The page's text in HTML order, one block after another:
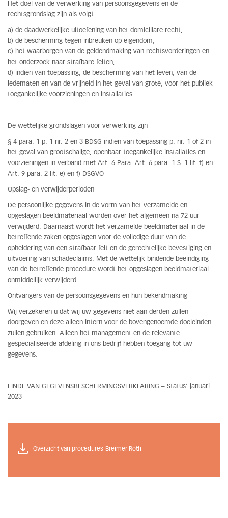
Het doel van de verwerking van persoonsgegevens en de
rechtsgrondslag zijn als volgt
a) de daadwerkelijke uitoefening van het domiciliare recht,
b) de bescherming tegen inbreuken op eigendom,
c) het waarborgen van de geldendmaking van rechtsvorderingen en
het onderzoek naar strafbare feiten,
d) indien van toepassing, de bescherming van het leven, van de
ledematen en van de vrijheid in het geval van grote, voor het publiek
toegankelijke voorzieningen en installaties
De wettelijke grondslagen voor verwerking zijn
§ 4 para. 1 p. 1 nr. 2 en 3 BDSG indien van toepassing p. nr. 1 of 2 in
het geval van grootschalige, openbaar toegankelijke installaties en
voorzieningen in verband met Art. 6 Para. Art. 6 para. 1 S. 1 lit. f) en
Art. 9 para. 2 lit. e) en f) DSGVO
Opslag- en verwijderperioden
De persoonlijke gegevens in de vorm van het verzamelde en
opgeslagen beeldmateriaal worden over het algemeen na 72 uur
verwijderd. Daarnaast wordt het verzamelde beeldmateriaal in de
betreffende zaken opgeslagen voor de volledige duur van de
opheldering van een strafbaar feit en de gerechtelijke bevestiging en
uitvoering van schadeclaims. Met de wettelijk bindende beëindiging
van de betreffende procedure wordt het opgeslagen beeldmateriaal
onmiddellijk verwijderd.
Ontvangers van de persoonsgegevens en hun bekendmaking
Wij verzekeren u dat wij uw gegevens niet aan derden zullen
doorgeven en deze alleen intern voor de bovengenoemde doeleinden
zullen gebruiken. Alleen het management en de relevante
gespecialiseerde afdeling in ons bedrijf hebben toegang tot uw
gegevens.
EINDE VAN GEGEVENSBESCHERMINGSVERKLARING – Status: januari
2023
Overzicht van procedures-Breimer-Roth